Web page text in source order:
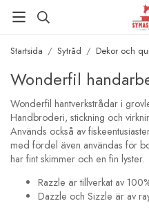
Startsida / Sytråd / Dekor och
Wonderfil
Wonderfil hantverkstrådar i
Handbroderi, stickning och
Används också av
med fördel även användas för
har fint skimmer och en fin lyster.
Razzle är tillverkat av
Dazzle och Sizzle är av